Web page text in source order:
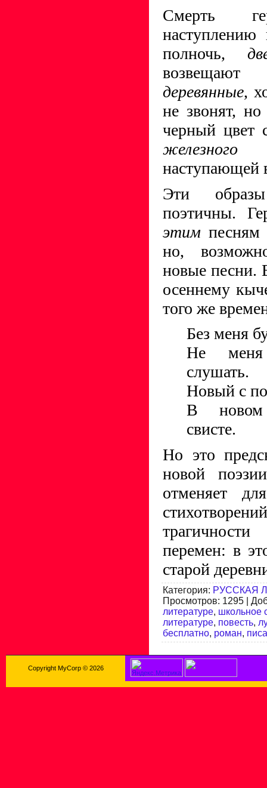
Смерть
полночь,
деревянные,
не звонят,
черный цвет
железного
наступающей
Эти
поэтичны.
этим
но,
новые песни.
осеннему
того же
Без меня
Не меня
слушать.
Новый с
В новом
свисте.
Но это
новой
отменяет
перемен: в
старой
Категория: РУССКАЯ
Просмотров: 1295
литературе, школьное
литературе, повесть,
бесплатно, роман,
Copyright MyCorp © 2026